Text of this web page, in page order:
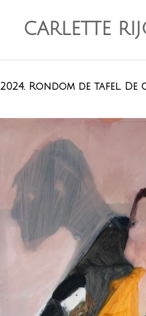
CARLETTE
2024. Rondom de tafel. De